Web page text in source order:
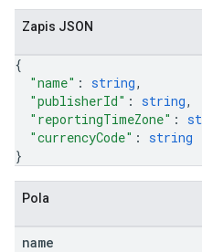
Zapis JSON
{
"name" : string,
"publisherId" : string,
"reportingTimeZone" :
"currencyCode" : string
}
Pola
name